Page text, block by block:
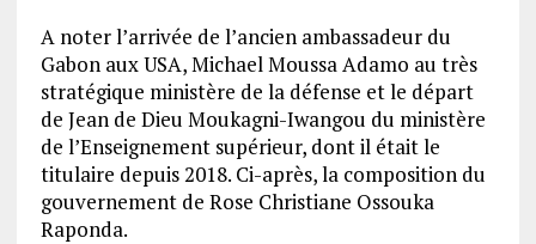
A noter l’arrivée de l’ancien ambassadeur du
Gabon aux USA, Michael Moussa Adamo au très
stratégique ministère de la défense et le départ
de Jean de Dieu Moukagni-Iwangou du ministère
de l’Enseignement supérieur, dont il était le
titulaire depuis 2018. Ci-après, la composition du
gouvernement de Rose Christiane Ossouka
Raponda.